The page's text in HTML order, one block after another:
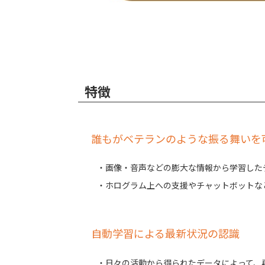
特徴
誰もがベテランのような振る舞いを
・画像・音声などの膨大な情報から学習し
・ホログラム上への支援やチャットボット
自動学習による最新状況の認識
・日々の活動から得られたデータによって